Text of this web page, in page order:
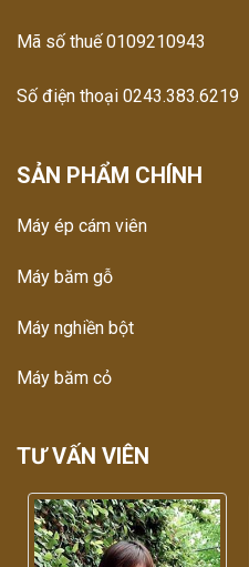
Mã số thuế 0109210943
Số điện thoại 0243.383.6219
SẢN PHẨM CHÍNH
Máy ép cám viên
Máy băm gỗ
Máy nghiền bột
Máy băm cỏ
TƯ VẤN VIÊN